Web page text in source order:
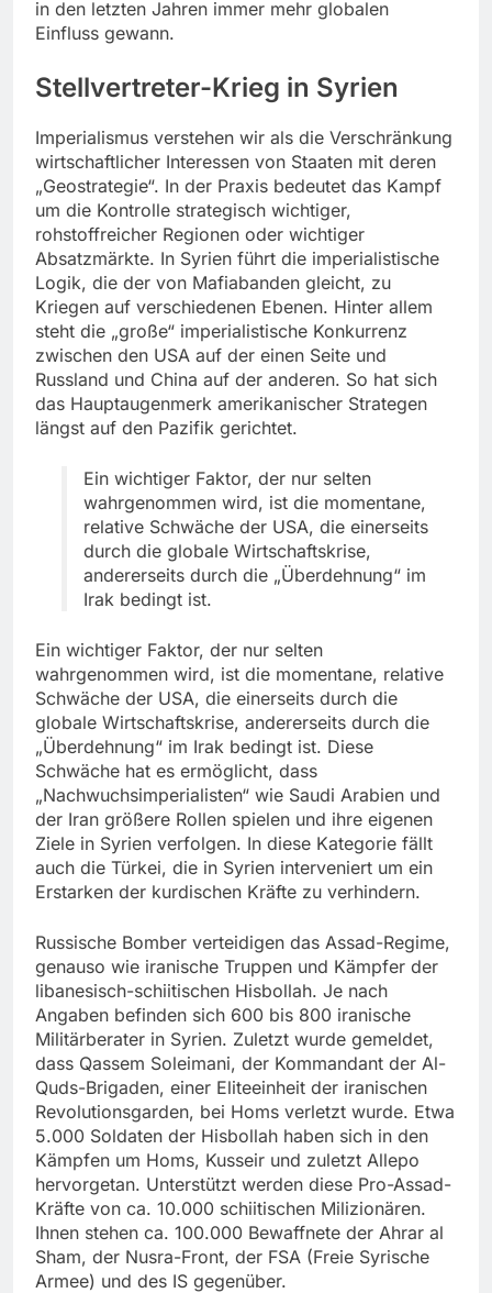
in den letzten Jahren immer mehr globalen
Einfluss gewann.
Stellvertreter-Krieg in Syrien
Imperialismus verstehen wir als die Verschränkung
wirtschaftlicher Interessen von Staaten mit deren
„Geostrategie“. In der Praxis bedeutet das Kampf
um die Kontrolle strategisch wichtiger,
rohstoffreicher Regionen oder wichtiger
Absatzmärkte. In Syrien führt die imperialistische
Logik, die der von Mafiabanden gleicht, zu
Kriegen auf verschiedenen Ebenen. Hinter allem
steht die „große“ imperialistische Konkurrenz
zwischen den USA auf der einen Seite und
Russland und China auf der anderen. So hat sich
das Hauptaugenmerk amerikanischer Strategen
längst auf den Pazifik gerichtet.
Ein wichtiger Faktor, der nur selten
wahrgenommen wird, ist die momentane,
relative Schwäche der USA, die einerseits
durch die globale Wirtschaftskrise,
andererseits durch die „Überdehnung“ im
Irak bedingt ist.
Ein wichtiger Faktor, der nur selten
wahrgenommen wird, ist die momentane, relative
Schwäche der USA, die einerseits durch die
globale Wirtschaftskrise, andererseits durch die
„Überdehnung“ im Irak bedingt ist. Diese
Schwäche hat es ermöglicht, dass
„Nachwuchsimperialisten“ wie Saudi Arabien und
der Iran größere Rollen spielen und ihre eigenen
Ziele in Syrien verfolgen. In diese Kategorie fällt
auch die Türkei, die in Syrien interveniert um ein
Erstarken der kurdischen Kräfte zu verhindern.
Russische Bomber verteidigen das Assad-Regime,
genauso wie iranische Truppen und Kämpfer der
libanesisch-schiitischen Hisbollah. Je nach
Angaben befinden sich 600 bis 800 iranische
Militärberater in Syrien. Zuletzt wurde gemeldet,
dass Qassem Soleimani, der Kommandant der Al-
Quds-Brigaden, einer Eliteeinheit der iranischen
Revolutionsgarden, bei Homs verletzt wurde. Etwa
5.000 Soldaten der Hisbollah haben sich in den
Kämpfen um Homs, Kusseir und zuletzt Allepo
hervorgetan. Unterstützt werden diese Pro-Assad-
Kräfte von ca. 10.000 schiitischen Milizionären.
Ihnen stehen ca. 100.000 Bewaffnete der Ahrar al
Sham, der Nusra-Front, der FSA (Freie Syrische
Armee) und des IS gegenüber.